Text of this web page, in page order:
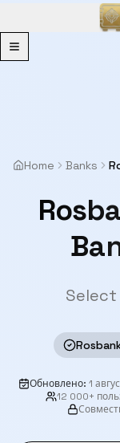
Menu
Home Banks
Обновлено: 1
12 000+